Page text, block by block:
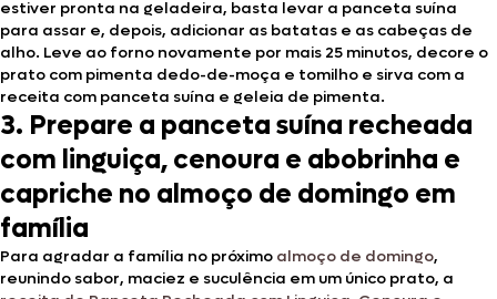
estiver pronta na geladeira, basta levar a panceta suína
para assar e, depois, adicionar as batatas e as cabeças de
alho. Leve ao forno novamente por mais 25 minutos, decore o
prato com pimenta dedo-de-moça e tomilho e sirva com a
receita com panceta suína e geleia de pimenta.
3. Prepare a panceta suína recheada
com linguiça, cenoura e abobrinha e
capriche no almoço de domingo em
família
Para agradar a família no próximo almoço de domingo,
reunindo sabor, maciez e suculência em um único prato, a